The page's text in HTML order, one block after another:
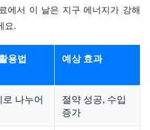
에서 이 날은 지구 에너지가 강해
요.
용법 예상 효과
나누어
절약 성공, 수입
증가